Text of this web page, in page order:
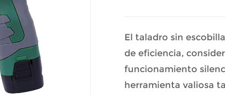
El taladro sin
de eficiencia,
funcionamiento
herramienta valiosa